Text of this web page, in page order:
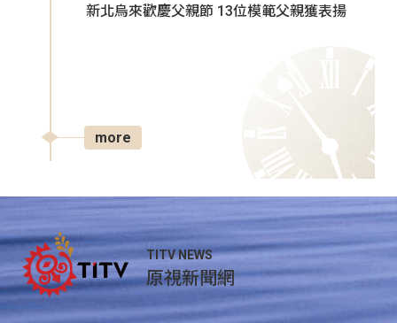
新北烏來歡慶父親節 13位模範父親獲表揚
more
TITV NEWS
原視新聞網